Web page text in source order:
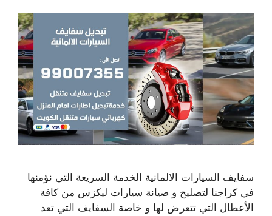
سفايف السيارات الالمانية الخدمة السريعة التي نؤمنها
في كراجنا لتصليح و صيانة سيارات ليكزس من كافة
الأعطال التي تتعرض لها و خاصة السفايف التي تعد